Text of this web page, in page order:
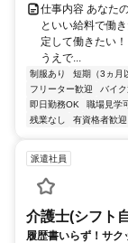
仕事内容 あなた
といい給料で働
定して働きたい
うえで...
制服あり 短期（3ヵ月
フリーター歓迎
バイ
即日勤務OK
職場見学
残業なし
有資格者歓迎
派遣社員
介護士(シフト
履歴書いらず！サク